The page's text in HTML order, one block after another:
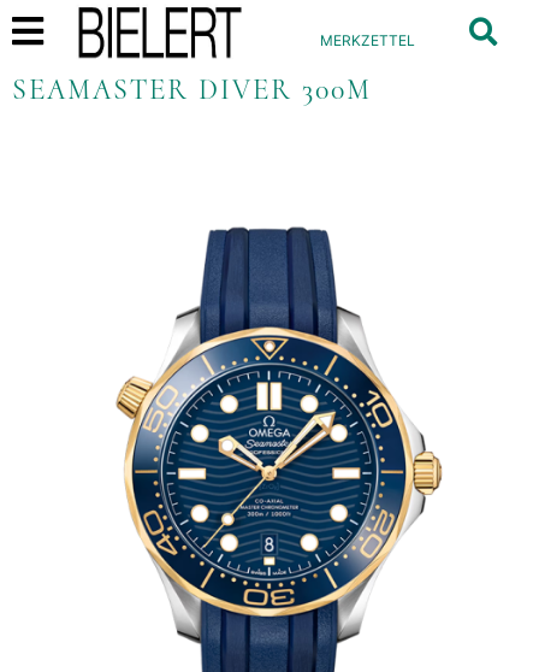
MERKZETTEL
SEAMASTER DIVER 300M